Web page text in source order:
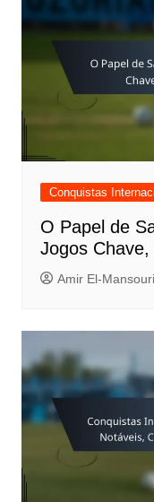
Conquistas
O Papel de
Jogos
Amir El-Mansouri